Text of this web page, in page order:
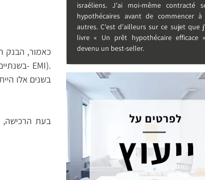
כאמור, הבנק
בשנים אלו
israéliens. J'ai moi-même contracté
hypothécaires avant de commencer
autres. C'est d'ailleurs sur ce sujet que
livre « Un prêt hypothécaire efficace
devenu un best-seller.